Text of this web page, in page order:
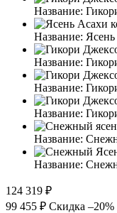
Название:
Название:
Название:
Название:
Название:
Название:
Название:
124 319 ₽
99 455 ₽ Скидка –20%